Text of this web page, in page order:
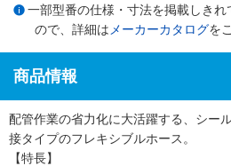
一部型番の仕様・寸法を掲載しき
ので、詳細は メーカーカタログを
商品情報
配管作業の省力化に大活躍する、シー
接タイプのフレキシブルホース。
【特長】